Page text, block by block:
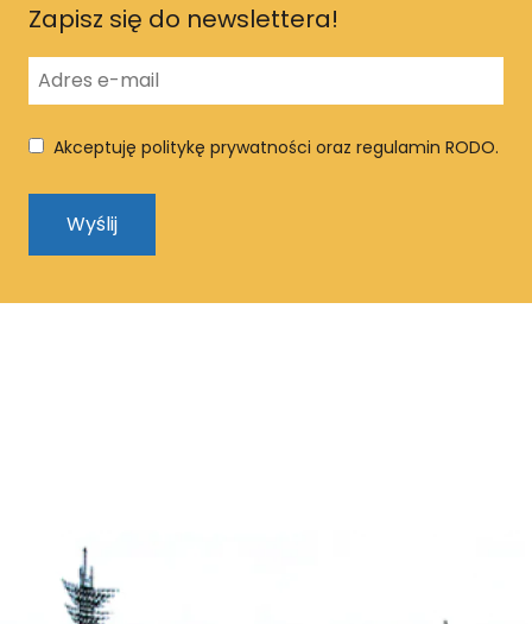
Zapisz się do newslettera!
Akceptuję politykę prywatności oraz regulamin RODO.